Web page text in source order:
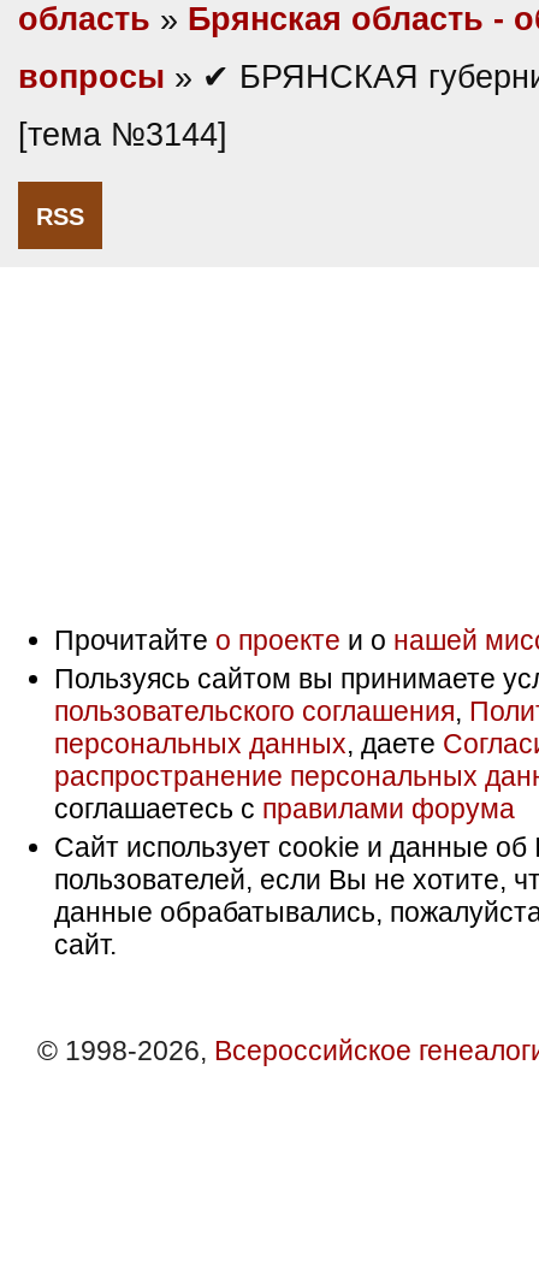
область » Брянская область -
вопросы » ✔ БРЯНСКАЯ
[тема №3144]
RSS
Прочитайте о проекте и о нашей
Пользуясь сайтом вы принимаете
пользовательского соглашения,
персональных данных, даете
распространение персональных
соглашаетесь с правилами форума
Сайт использует cookie и данные об
пользователей, если Вы не хотите,
данные обрабатывались,
сайт.
© 1998-2026, Всероссийское